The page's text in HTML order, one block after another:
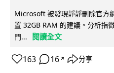
Microsoft 被發現靜靜刪除官方
置 32GB RAM 的建議。分析指
門...
閱讀全文
163 16 ↗ 分享